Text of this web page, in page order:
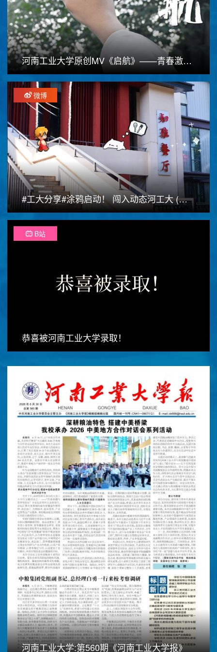
河南工业大学原创MV《启航》——青春激扬，梦想启航
#工大分享#涂鸦启动！ 闯入动态河工大 (拍摄：王梓...
微博
恭喜被河南工业大学录取！
B站
河南工业大学:第560期《河南工业大学报》